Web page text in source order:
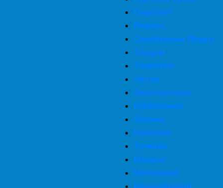
Пересвет
Рошаль
Серебряные Пруды
Талдом
Томилино
Чехов
Электрогорск
Юбилейный
Яхрома
Красково
Тучково
Монино
Малаховка
Белоозёрский